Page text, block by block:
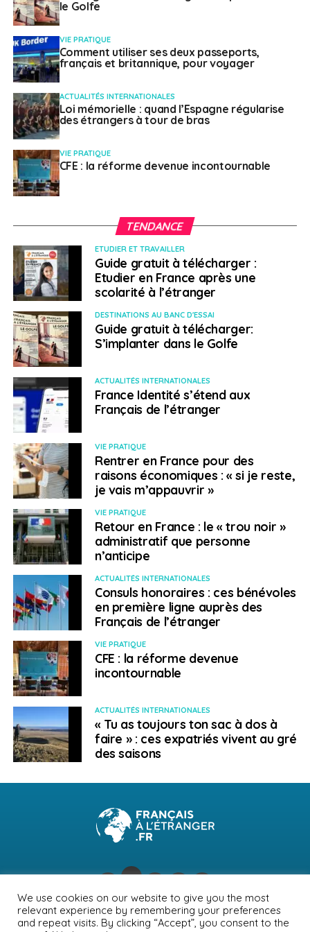
aux retraités français expatriés
Weena Truscelli
le Golfe
VIE PRATIQUE
Comment utiliser ses deux passeports,
français et britannique, pour voyager
ACTUALITÉS INTERNATIONALES
Loi mémorielle : quand l’Espagne régularise
des étrangers à tour de bras
VIE PRATIQUE
CFE : la réforme devenue incontournable
TENDANCE
ETUDIER ET TRAVAILLER
Guide gratuit à télécharger :
Etudier en France après une
scolarité à l’étranger
DESTINATIONS AU BANC D'ESSAI
Guide gratuit à télécharger:
S’implanter dans le Golfe
ACTUALITÉS INTERNATIONALES
France Identité s’étend aux
Français de l’étranger
VIE PRATIQUE
Rentrer en France pour des
raisons économiques : « si je reste,
je vais m’appauvrir »
VIE PRATIQUE
Retour en France : le « trou noir »
administratif que personne
n’anticipe
ACTUALITÉS INTERNATIONALES
Consuls honoraires : ces bénévoles
en première ligne auprès des
Français de l’étranger
VIE PRATIQUE
CFE : la réforme devenue
incontournable
ACTUALITÉS INTERNATIONALES
« Tu as toujours ton sac à dos à
faire » : ces expatriés vivent au gré
des saisons
NEWSLETTER PUBLICITÉ CONTACTS MENTIONS LÉGALES
We use cookies on our website to give you the most
relevant experience by remembering your preferences
and repeat visits. By clicking “Accept”, you consent to the